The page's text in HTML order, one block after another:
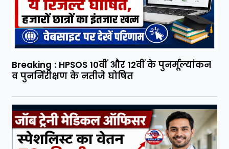
Breaking : HPSOS 10वीं और 12वीं के पुनर्मूल्यांकन
व पुनर्निरीक्षण के नतीजे घोषित